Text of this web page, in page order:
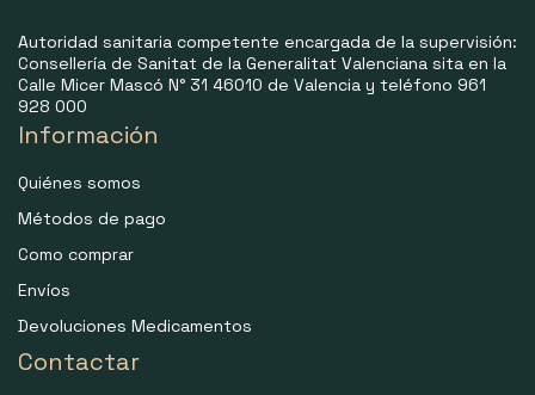
Autoridad sanitaria competente encargada de la supervisión:
Consellería de Sanitat de la Generalitat Valenciana sita en la
Calle Micer Mascó N° 31 46010 de Valencia y teléfono 961
928 000
Información
Quiénes somos
Métodos de pago
Como comprar
Envíos
Devoluciones Medicamentos
Contactar